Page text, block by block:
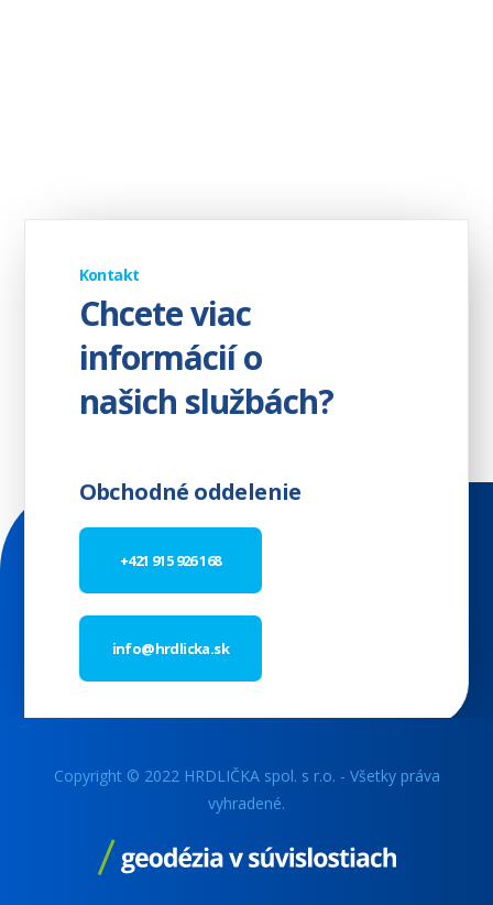
Kontakt
Chcete viac
informácií o
našich službách?
Obchodné oddelenie
+421 915 926 168
info@hrdlicka.sk
Copyright © 2022 HRDLIČKA spol. s r.o. - Všetky práva
vyhradené.